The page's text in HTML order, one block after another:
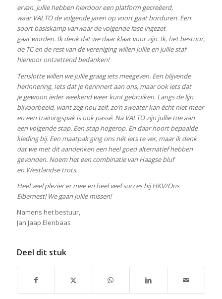
ervan. Jullie hebben hierdoor een platform gecreëerd,
waar VALTO de volgende jaren op voort gaat borduren. Een
soort basiskamp vanwaar de volgende fase ingezet
gaat worden. Ik denk dat we daar klaar voor zijn. Ik, het bestuur,
de TC en de rest van de vereniging willen jullie en jullie staf
hiervoor ontzettend bedanken!
Tenslotte willen we jullie graag iets meegeven. Een blijvende
herinnering. Iets dat je herinnert aan ons, maar ook iets dat
je gewoon ieder weekend weer kunt gebruiken. Langs de lijn
bijvoorbeeld, want zeg nou zelf, zo’n sweater kan écht niet meer
en een trainingspak is ook passé. Na VALTO zijn jullie toe aan
een volgende stap. Een stap hogerop. En daar hoort bepaalde
kleding bij. Een maatpak ging ons nét iets te ver, maar ik denk
dat we met dit aandenken een heel goed alternatief hebben
gevonden. Noem het een combinatie van Haagse bluf
en Westlandse trots.
Heel veel plezier er mee en heel veel succes bij HKV/Ons
Eibernest! We gaan jullie missen!
Namens het bestuur,
Jan Jaap Elenbaas
Deel dit stuk